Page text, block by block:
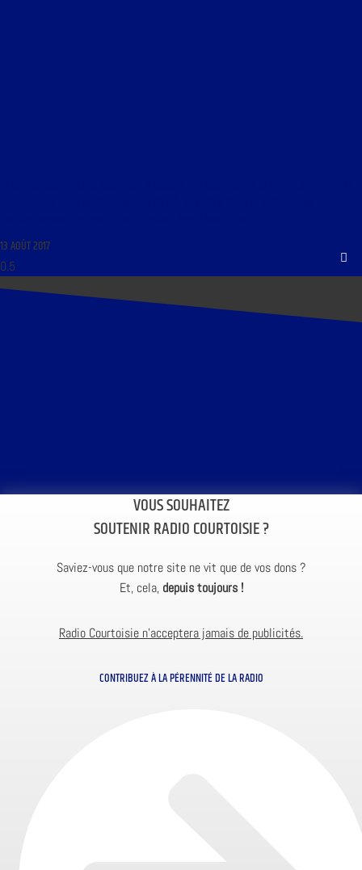
13 AOÛT 2017
VOUS SOUHAITEZ
SOUTENIR RADIO COURTOISIE ?
Saviez-vous que notre site ne vit que de vos dons ?
Et, cela, depuis toujours !
Radio Courtoisie n’acceptera jamais de publicités.
CONTRIBUEZ À LA PÉRENNITÉ DE LA RADIO